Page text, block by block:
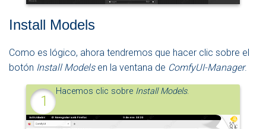
Install Models
Como es lógico, ahora tendremos que hacer clic sobre el
botón Install Modelsen la ventana de ComfyUI-Manager.
Hacemos clic sobre Install Models.